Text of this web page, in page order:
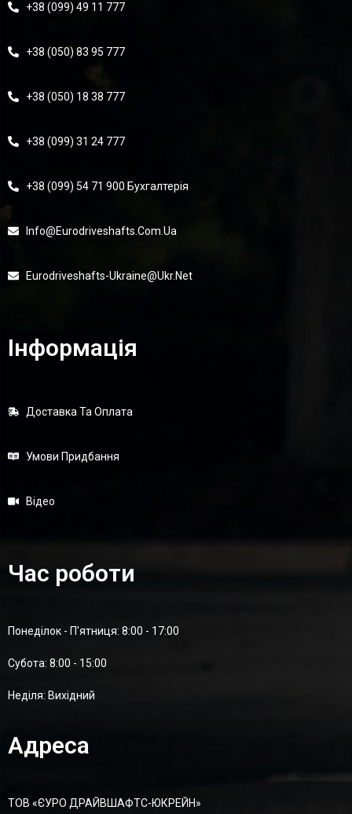
+38 (099) 49 11 777
+38 (050) 83 95 777
+38 (050) 18 38 777
+38 (099) 31 24 777
+38 (099) 54 71 900 Бухгалтерія
Info@eurodriveshafts.com.ua
Eurodriveshafts-Ukraine@ukr.net
Інформація
Доставка Та Оплата
Умови Придбання
Відео
Час роботи
Понеділок - П'ятниця: 8:00 - 17:00
Суботa: 8:00 - 15:00
Неділя: Вихідний
Адреса
ТОВ «ЄУРО ДРАЙВШАФТC-ЮКРЕЙН»